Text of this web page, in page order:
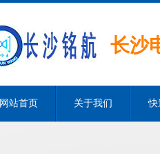
长沙
网站首页 关于我们 快